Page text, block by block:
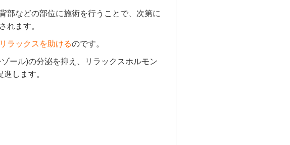
部などの部位に施術を行うことで、次第に
れます。
ラックスを助けるのです。
ール)の分泌を抑え、リラックスホルモン
します。